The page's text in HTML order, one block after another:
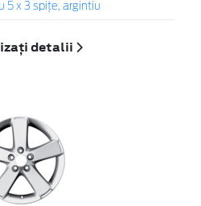
5 x 3 spiţe, argintiu
detalii